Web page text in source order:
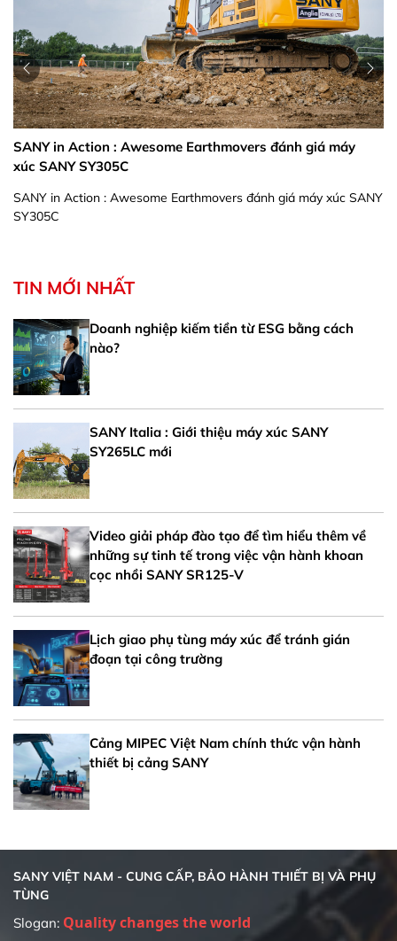
SANY in Action : Awesome Earthmovers đánh giá máy
xúc SANY SY305C
SANY in Action : Awesome Earthmovers đánh giá máy xúc SANY
SY305C
TIN MỚI NHẤT
Doanh nghiệp kiếm tiền từ ESG bằng cách
nào?
SANY Italia : Giới thiệu máy xúc SANY
SY265LC mới
Video giải pháp đào tạo để tìm hiểu thêm về
những sự tinh tế trong việc vận hành khoan
cọc nhồi SANY SR125-V
Lịch giao phụ tùng máy xúc để tránh gián
đoạn tại công trường
Cảng MIPEC Việt Nam chính thức vận hành
thiết bị cảng SANY
SANY VIỆT NAM - CUNG CẤP, BẢO HÀNH THIẾT BỊ VÀ PHỤ
TÙNG
Slogan: Quality changes the world